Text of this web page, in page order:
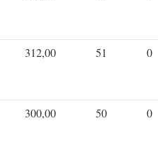
312,00 51 0
300,00 50 0